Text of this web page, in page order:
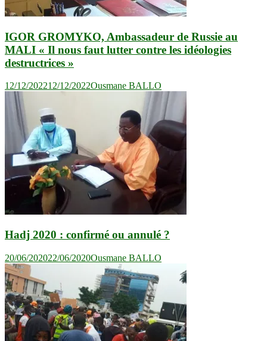
IGOR GROMYKO, Ambassadeur de Russie au
MALI « Il nous faut lutter contre les idéologies
destructrices »
12/12/202212/12/2022Ousmane BALLO
Hadj 2020 : confirmé ou annulé ?
20/06/202022/06/2020Ousmane BALLO